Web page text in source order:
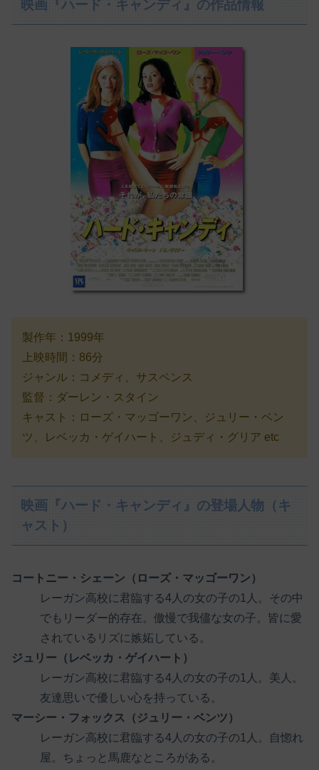
映画『ハード・キャンディ』の作品情報
製作年：1999年
上映時間：86分
ジャンル：コメディ、サスペンス
監督：ダーレン・スタイン
キャスト：ローズ・マッゴーワン、ジュリー・ベン
ツ、レベッカ・ゲイハート、ジュディ・グリア etc
映画『ハード・キャンディ』の登場人物（キ
ャスト）
コートニー・シェーン（ローズ・マッゴーワン）
レーガン高校に君臨する4人の女の子の1人。その中
でもリーダー的存在。傲慢で我儘な女の子。皆に愛
されているリズに嫉妬している。
ジュリー（レベッカ・ゲイハート）
レーガン高校に君臨する4人の女の子の1人。美人。
友達思いで優しい心を持っている。
マーシー・フォックス（ジュリー・ベンツ）
レーガン高校に君臨する4人の女の子の1人。自惚れ
屋。ちょっと馬鹿なところがある。